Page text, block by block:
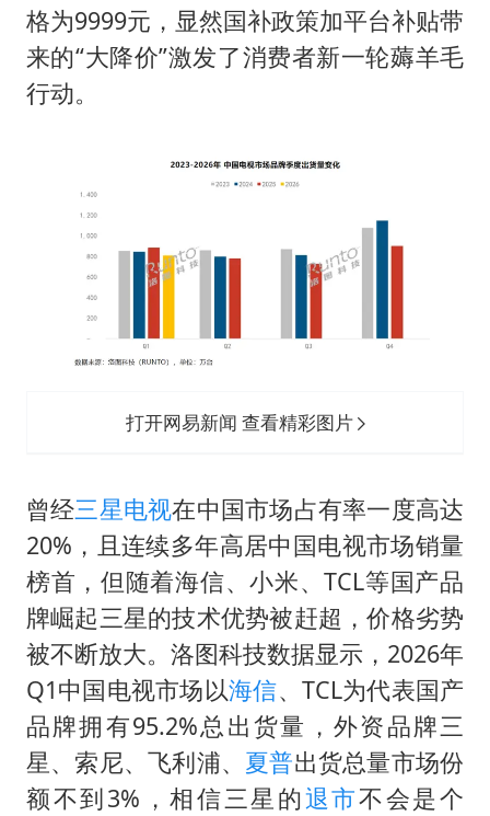
格为9999元，显然国补政策加平台补贴带
来的“大降价”激发了消费者新一轮薅羊毛
行动。
打开网易新闻 查看精彩图片
曾经三星电视在中国市场占有率一度高达
20%，且连续多年高居中国电视市场销量
榜首，但随着海信、小米、TCL等国产品
牌崛起三星的技术优势被赶超，价格劣势
被不断放大。洛图科技数据显示，2026年
Q1中国电视市场以海信、TCL为代表国产
品牌拥有95.2%总出货量，外资品牌三
星、索尼、飞利浦、 夏普出货总量市场份
额不到3%，相信三星的退市不会是个